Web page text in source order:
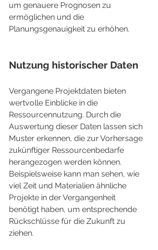
um genauere Prognosen zu
ermöglichen und die
Planungsgenauigkeit zu erhöhen.
Nutzung historischer Daten
Vergangene Projektdaten bieten
wertvolle Einblicke in die
Ressourcennutzung. Durch die
Auswertung dieser Daten lassen sich
Muster erkennen, die zur Vorhersage
zukünftiger Ressourcenbedarfe
herangezogen werden können.
Beispielsweise kann man sehen, wie
viel Zeit und Materialien ähnliche
Projekte in der Vergangenheit
benötigt haben, um entsprechende
Rückschlüsse für die Zukunft zu
ziehen.